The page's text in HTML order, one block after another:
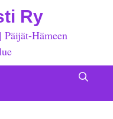
Ry
Hämeen